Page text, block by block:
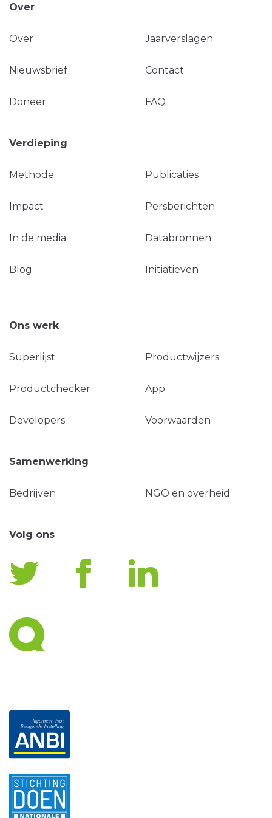
Over
Over Jaarverslagen
Nieuwsbrief Contact
Doneer FAQ
Verdieping
Methode Publicaties
Impact Persberichten
In de media Databronnen
Blog Initiatieven
Ons werk
Superlijst Productwijzers
Productchecker App
Developers Voorwaarden
Samenwerking
Bedrijven NGO en overheid
Volg ons